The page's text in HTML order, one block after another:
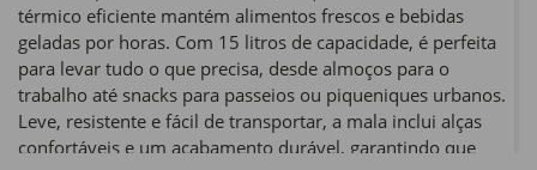
térmico eficiente mantém alimentos frescos e bebidas
geladas por horas. Com 15 litros de capacidade, é perfeita
para levar tudo o que precisa, desde almoços para o
trabalho até snacks para passeios ou piqueniques urbanos.
Leve, resistente e fácil de transportar, a mala inclui alças
confortáveis e um acabamento durável, garantindo que